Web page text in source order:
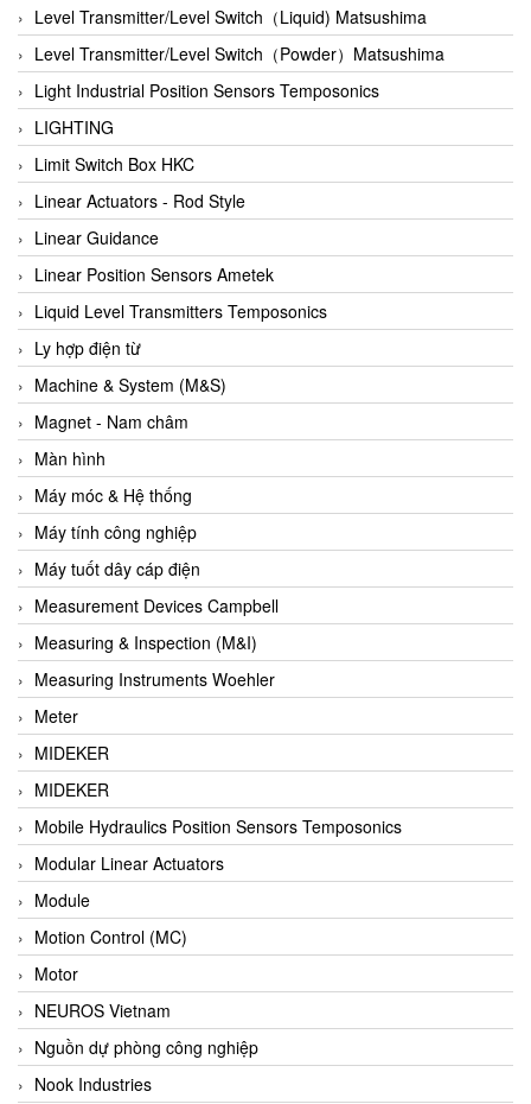
Auma
Autec
Auto Flow
Automatic valve
Aventics
Avproglobal
Axiomtek
AZBIL
B&C Electronics
B&R
Babcok wilcox
Baelz Automatic Vietnam
Bahr Modultechnik Vietnam
Balluff
BamBo Vietnam
Barel Vietnam
Barksdale
Bartec
Basco
Baumer
Baumuller Vietnam
Baykee
BBC Bircher Smart Access
BCS ITALY
BEA SENSORS
Beacon Extender
Beckhoff
Bedook
Bei Sensor
Beijer
Level Transmitter/Level Switch（Liquid) Matsushima
Level Transmitter/Level Switch（Powder）Matsushima
Light Industrial Position Sensors Temposonics
LIGHTING
Limit Switch Box HKC
Linear Actuators - Rod Style
Linear Guidance
Linear Position Sensors Ametek
Liquid Level Transmitters Temposonics
Ly hợp điện từ
Machine & System (M&S)
Magnet - Nam châm
Màn hình
Máy móc & Hệ thống
Máy tính công nghiệp
Máy tuốt dây cáp điện
Measurement Devices Campbell
Measuring & Inspection (M&I)
Measuring Instruments Woehler
Meter
MIDEKER
MIDEKER
Mobile Hydraulics Position Sensors Temposonics
Modular Linear Actuators
Module
Motion Control (MC)
Motor
NEUROS Vietnam
Nguồn dự phòng công nghiệp
Nook Industries